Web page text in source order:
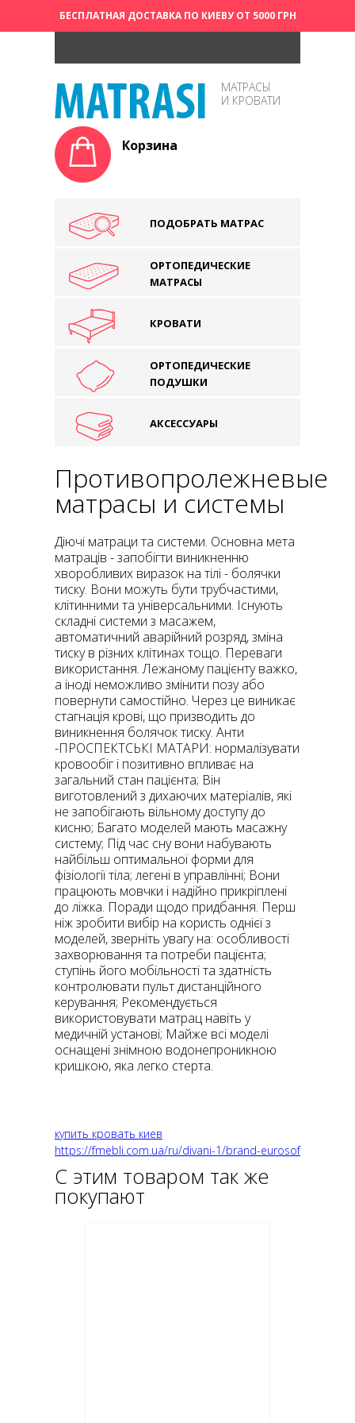
БЕСПЛАТНАЯ ДОСТАВКА ПО КИЕВУ ОТ 5000 ГРН
МАТРАСЫ
И КРОВАТИ
Корзина
ПОДОБРАТЬ МАТРАС
ОРТОПЕДИЧЕСКИЕ
МАТРАСЫ
КРОВАТИ
ОРТОПЕДИЧЕСКИЕ
ПОДУШКИ
АКСЕССУАРЫ
Противопролежневые
матрасы и системы
Діючі матраци та системи. Основна мета
матраців - запобігти виникненню
хворобливих виразок на тілі - болячки
тиску. Вони можуть бути трубчастими,
клітинними та універсальними. Існують
складні системи з масажем,
автоматичний аварійний розряд, зміна
тиску в різних клітинах тощо. Переваги
використання. Лежаному пацієнту важко,
а іноді неможливо змінити позу або
повернути самостійно. Через це виникає
стагнація крові, що призводить до
виникнення болячок тиску. Анти
-ПРОСПЕКТСЬКІ МАТАРИ: нормалізувати
кровообіг і позитивно впливає на
загальний стан пацієнта; Він
виготовлений з дихаючих матеріалів, які
не запобігають вільному доступу до
кисню; Багато моделей мають масажну
систему; Під час сну вони набувають
найбільш оптимальної форми для
фізіології тіла; легені в управлінні; Вони
працюють мовчки і надійно прикріплені
до ліжка. Поради щодо придбання. Перш
ніж зробити вибір на користь однієї з
моделей, зверніть увагу на: особливості
захворювання та потреби пацієнта;
ступінь його мобільності та здатність
контролювати пульт дистанційного
керування; Рекомендується
використовувати матрац навіть у
медичній установі; Майже всі моделі
оснащені знімною водонепроникною
кришкою, яка легко стерта.
купить кровать киев
https://fmebli.com.ua/ru/divani-1/brand-eurosof
С этим товаром так же
покупают